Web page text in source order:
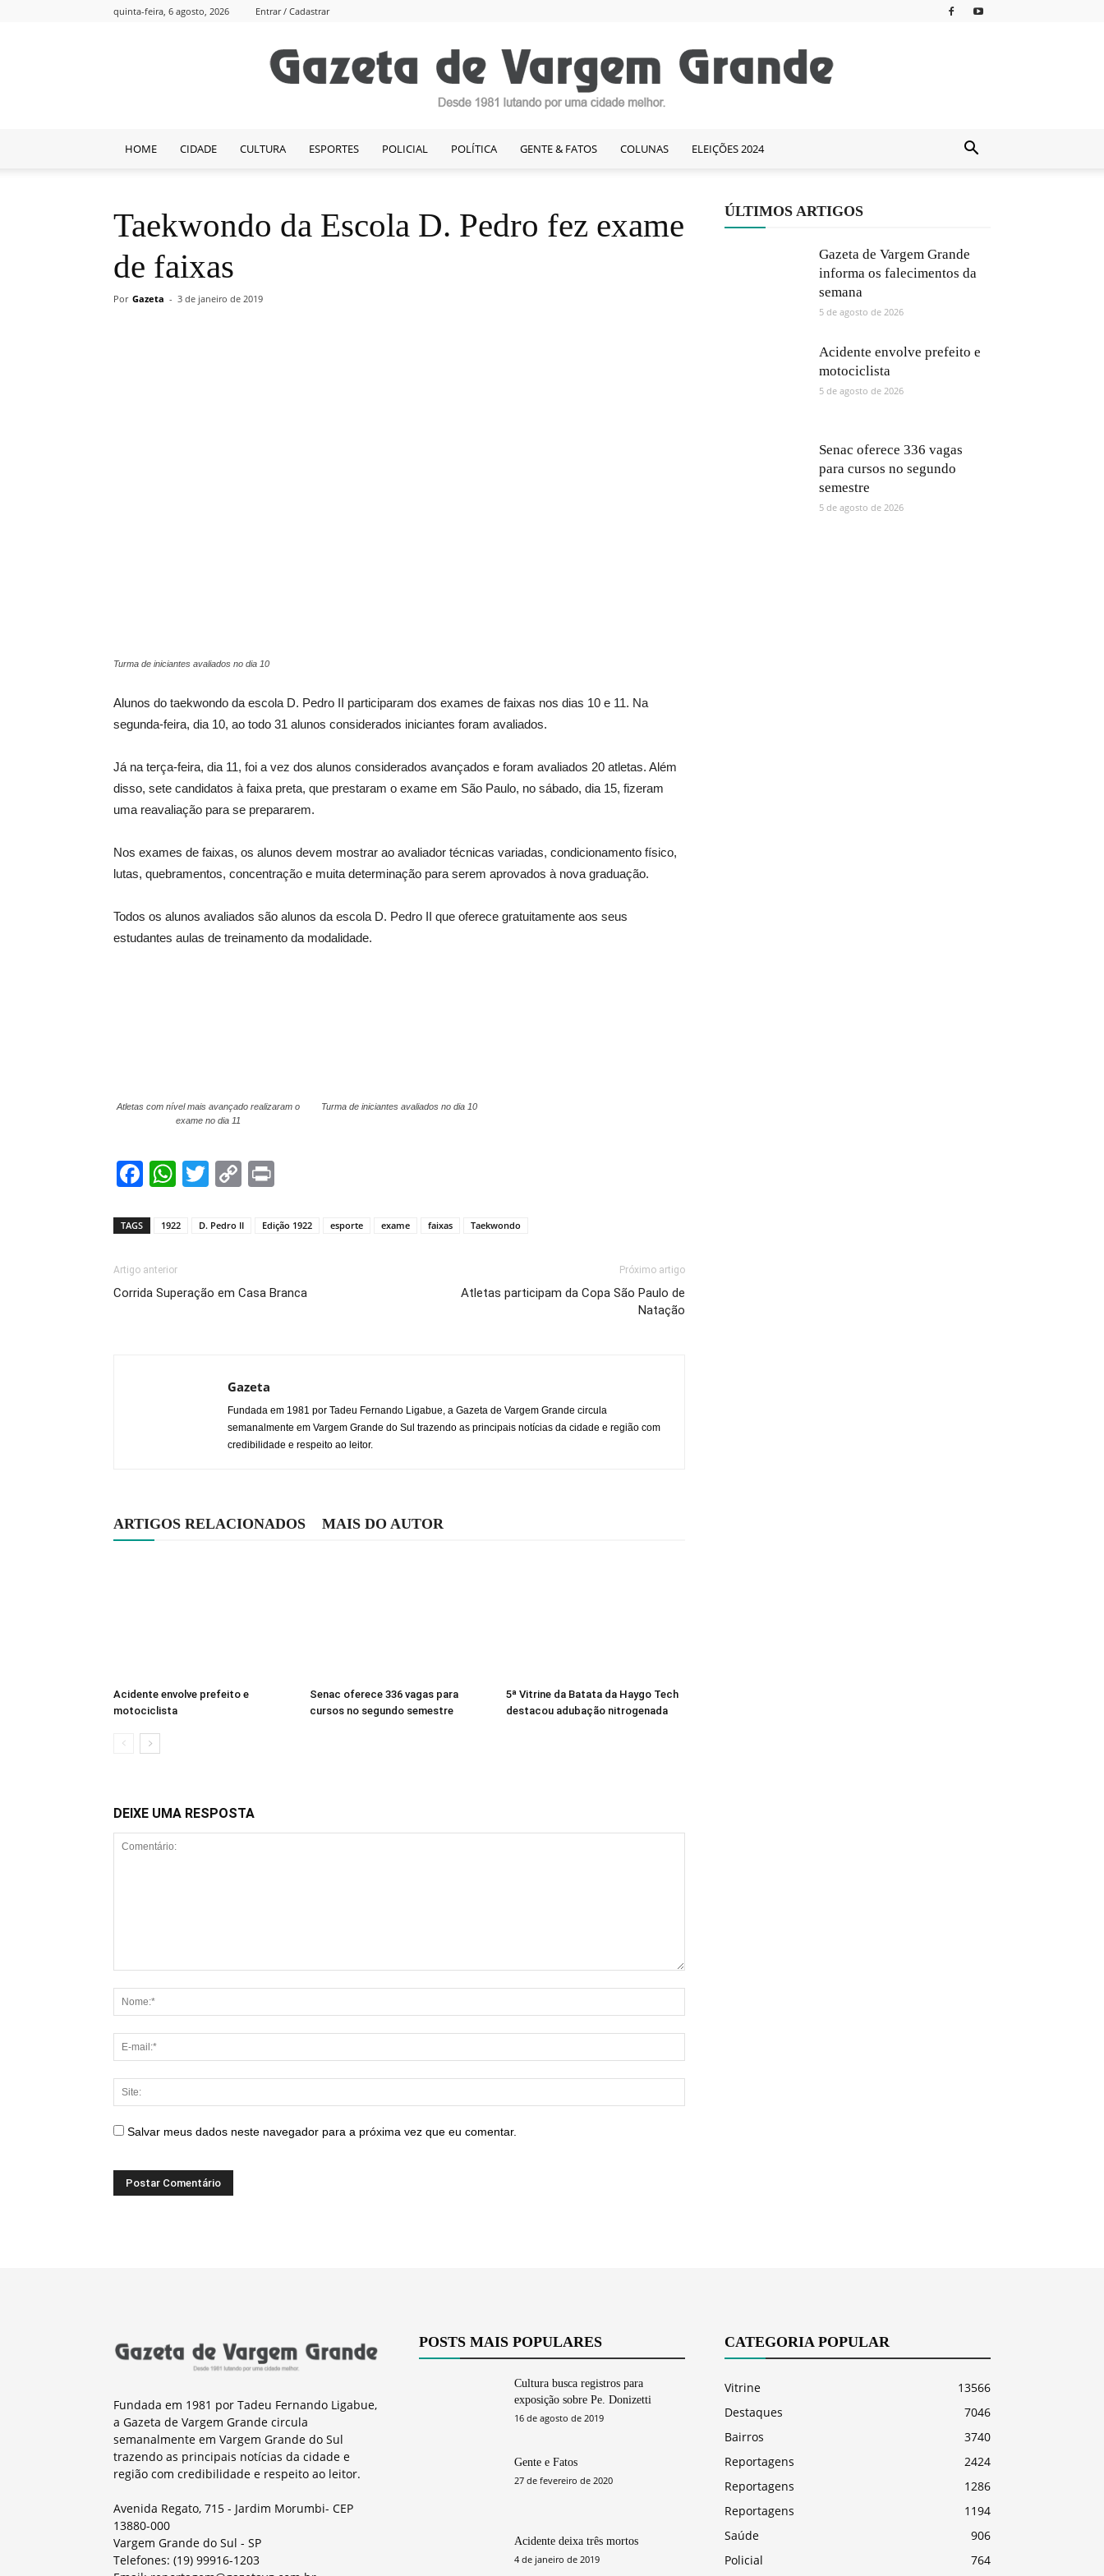
quinta-feira, 6 agosto, 2026 Entrar / Cadastrar
HOME CIDADE CULTURA ESPORTES POLICIAL POLÍTICA GENTE & FATOS COLUNAS ELEIÇÕES 2024
Taekwondo da Escola D. Pedro fez exame
de faixas
Por Gazeta - 3 de janeiro de 2019
Turma de iniciantes avaliados no dia 10
Alunos do taekwondo da escola D. Pedro II participaram dos exames de faixas nos dias 10 e 11. Na
segunda-feira, dia 10, ao todo 31 alunos considerados iniciantes foram avaliados.
Já na terça-feira, dia 11, foi a vez dos alunos considerados avançados e foram avaliados 20 atletas. Além
disso, sete candidatos à faixa preta, que prestaram o exame em São Paulo, no sábado, dia 15, fizeram
uma reavaliação para se prepararem.
Nos exames de faixas, os alunos devem mostrar ao avaliador técnicas variadas, condicionamento físico,
lutas, quebramentos, concentração e muita determinação para serem aprovados à nova graduação.
Todos os alunos avaliados são alunos da escola D. Pedro II que oferece gratuitamente aos seus
estudantes aulas de treinamento da modalidade.
Atletas com nível mais avançado realizaram o
exame no dia 11
Turma de iniciantes avaliados no dia 10
Facebook
WhatsApp
TwitterCopy
TAGS 1922 D. Pedro II Edição 1922 esporte exame faixas Taekwondo
Artigo anterior
Corrida Superação em Casa Branca
Próximo artigo
Atletas participam da Copa São Paulo de
Natação
Gazeta
Fundada em 1981 por Tadeu Fernando Ligabue, a Gazeta de Vargem Grande circula
semanalmente em Vargem Grande do Sul trazendo as principais notícias da cidade e região com
credibilidade e respeito ao leitor.
ARTIGOS RELACIONADOS MAIS DO AUTOR
Acidente envolve prefeito e
motociclista
Senac oferece 336 vagas para
cursos no segundo semestre
5ª Vitrine da Batata da Haygo Tech
destacou adubação nitrogenada
DEIXE UMA RESPOSTA
Salvar meus dados neste navegador para a próxima vez que eu comentar.
ÚLTIMOS ARTIGOS
Gazeta de Vargem Grande
informa os falecimentos da
semana
5 de agosto de 2026
Acidente envolve prefeito e
motociclista
5 de agosto de 2026
Senac oferece 336 vagas
para cursos no segundo
semestre
5 de agosto de 2026
Fundada em 1981 por Tadeu Fernando Ligabue,
a Gazeta de Vargem Grande circula
semanalmente em Vargem Grande do Sul
trazendo as principais notícias da cidade e
região com credibilidade e respeito ao leitor.
Avenida Regato, 715 - Jardim Morumbi- CEP
13880-000
Vargem Grande do Sul - SP
Telefones: (19) 99916-1203
POSTS MAIS POPULARES
Cultura busca registros para
exposição sobre Pe. Donizetti
16 de agosto de 2019
Gente e Fatos
27 de fevereiro de 2020
Acidente deixa três mortos
4 de janeiro de 2019
CATEGORIA POPULAR
Vitrine
13566
Destaques
7046
Bairros
3740
Reportagens
2424
Reportagens
1286
Reportagens
1194
Saúde
906
Policial
764